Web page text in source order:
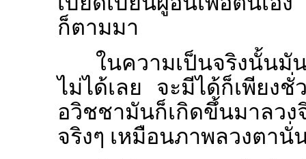
ก็ตามมา
ในความเป็นจริงนั้นมั
ไม่ได้เลย จะมีได้ก็เพียง
อวิชชามันก็เกิดขึ้นมาลวง
จริงๆ เหมือนภาพลวงตานั่